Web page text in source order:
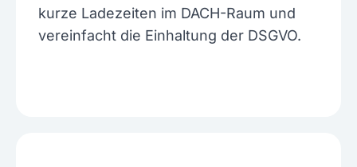
kurze Ladezeiten im DACH-Raum und
vereinfacht die Einhaltung der DSGVO.